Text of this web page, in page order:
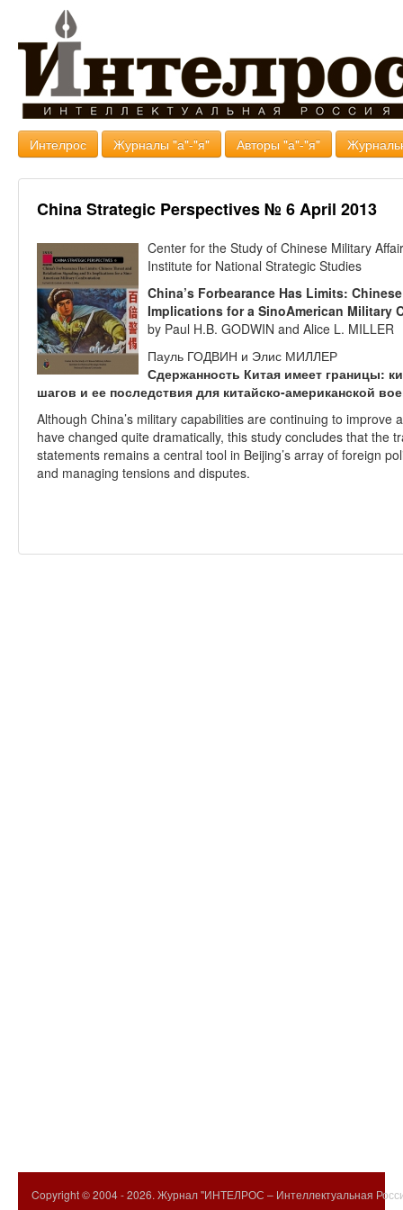
Интелрос Журналы "а"-"я" Авторы "а"-"я"
China Strategic Perspectives № 6 April 2013
Center for the Study of Chinese Military
Institute for National Strategic Studies
China’s Forbearance Has Limits:
Implications for a SinoAmerican Military
by Paul H.B. GODWIN and Alice L. MILLER
Пауль ГОДВИН и Элис МИЛЛЕР
Сдержанность Китая имеет границы:
шагов и ее последствия для китайско-американской
Although China’s military capabilities are continuing to
have changed quite dramatically, this study concludes that the
statements remains a central tool in Beijing’s array of foreign
and managing tensions and disputes.
Copyright © 2004 -2026. Журнал "ИНТЕЛРОС – Интеллектуальная